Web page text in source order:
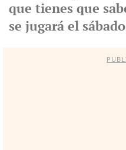
que tienes que
se jugará el